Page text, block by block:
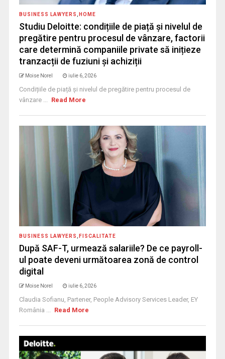
BUSINESS LAWYERS HOME
Studiu Deloitte: condițiile de piață și nivelul de
pregătire pentru procesul de vânzare, factorii
care determină companiile private să inițieze
tranzacții de fuziuni și achiziții
Moise Norel iulie 6, 2026
Condițiile de piață și nivelul de pregătire pentru procesul de
vânzare ... Read More
BUSINESS LAWYERS FISCALITATE
După SAF-T, urmează salariile? De ce payroll-
ul poate deveni următoarea zonă de control
digital
Moise Norel iulie 6, 2026
Claudia Sofianu, Partener, People Advisory Services Leader, EY
România ... Read More